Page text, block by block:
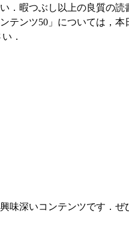
．暇つぶし以上の良質の読
ンツ50」については，本
．
味深いコンテンツです．ぜ